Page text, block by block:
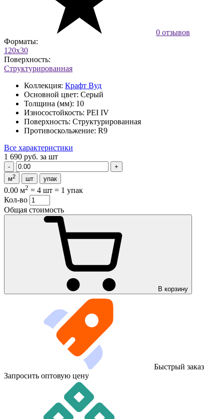
0 отзывов
Форматы:
120x30
Поверхность:
Структурированная
Коллекция: Крафт Вуд
Основной цвет: Серый
Толщина (мм): 10
Износостойкость: PEI IV
Поверхность: Структурированная
Противоскольжение: R9
Все характеристики
1 690 руб. за шт
м2 шт упак
0.00 м2 = 4 шт = 1 упак
Кол-во
Общая стоимость
В корзину
Быстрый заказ
Запросить оптовую цену